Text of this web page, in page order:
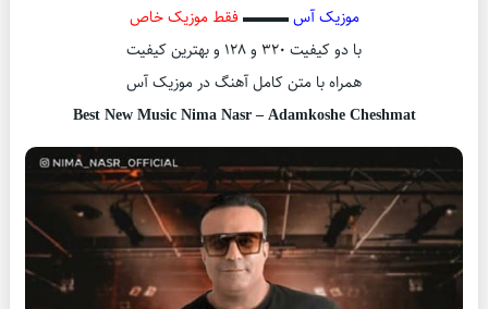
موزیک آس▬▬▬ فقط موزیک خاص
با دو کیفیت ۳۲۰ و ۱۲۸ و بهترین کیفیت
همراه با متن کامل آهنگ در موزیک آس
Best New Music Nima Nasr – Adamkoshe Cheshmat